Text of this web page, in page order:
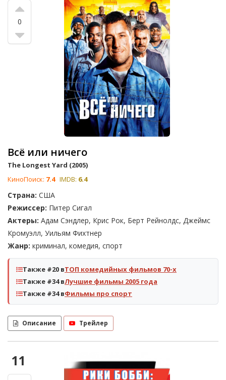
0
Всё или ничего
The Longest Yard (2005)
КиноПоиск: 7.4 IMDB: 6.4
Страна: США
Режиссер: Питер Сигал
Актеры: Адам Сэндлер, Крис Рок, Берт Рейнолдс, Джеймс
Кромуэлл, Уильям Фихтнер
Жанр: криминал, комедия, спорт
Также #20 вТОП комедийных фильмов 70-х
Также #34 вЛучшие фильмы 2005 года
Также #34 вФильмы про спорт
Описание Трейлер
11